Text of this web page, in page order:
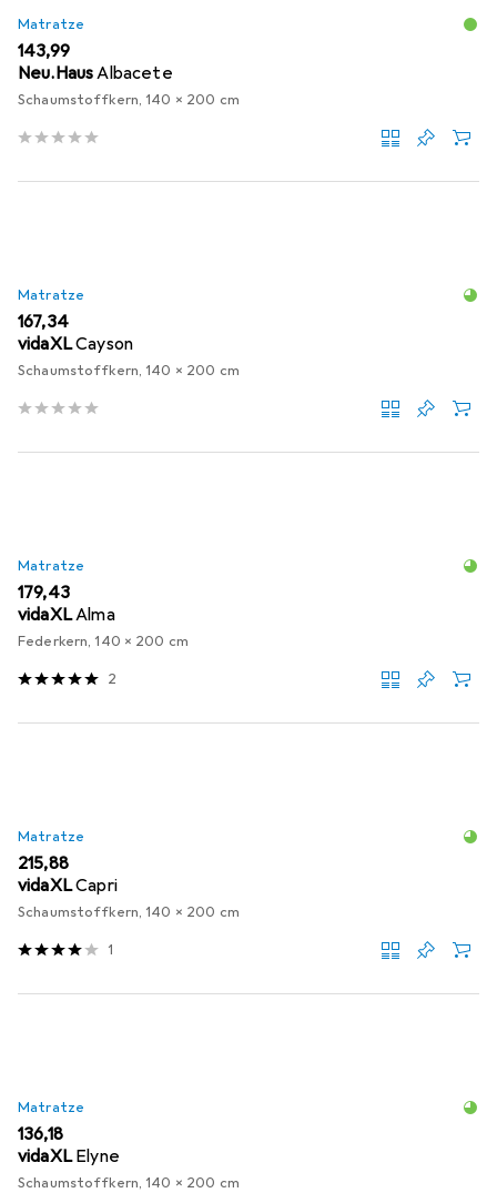
Matratze
EUR
143,99
Neu.HausAlbacete
Schaumstoffkern, 140 x 200 cm
Matratze
EUR
167,34
vidaXLCayson
Schaumstoffkern, 140 x 200 cm
Matratze
EUR
179,43
vidaXLAlma
Federkern, 140 x 200 cm
2
Matratze
EUR
215,88
vidaXLCapri
Schaumstoffkern, 140 x 200 cm
1
Matratze
EUR
136,18
vidaXL Elyne
Schaumstoffkern, 140 x 200 cm